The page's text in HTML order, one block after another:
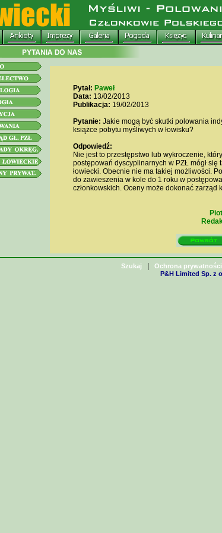
Pytał: Paweł
Data: 13/02/2013
Publikacja: 19/02/2013
Pytanie: Jakie mogą być skutki polowania
książce pobytu myśliwych w łowisku?
Odpowiedź:
Nie jest to przestępstwo lub wykroczenie,
postępowań dyscyplinarnych w PZŁ mógł
łowiecki. Obecnie nie ma takiej możliwości.
do zawieszenia w kole do 1 roku w
członkowskich. Oceny może dokonać zarząd
Szukaj Ochrona prywatności
P&H Limited Sp. z